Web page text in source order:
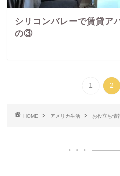
シリコンバレーで賃貸
の③
1 2
HOME アメリカ生活 お役立ち情